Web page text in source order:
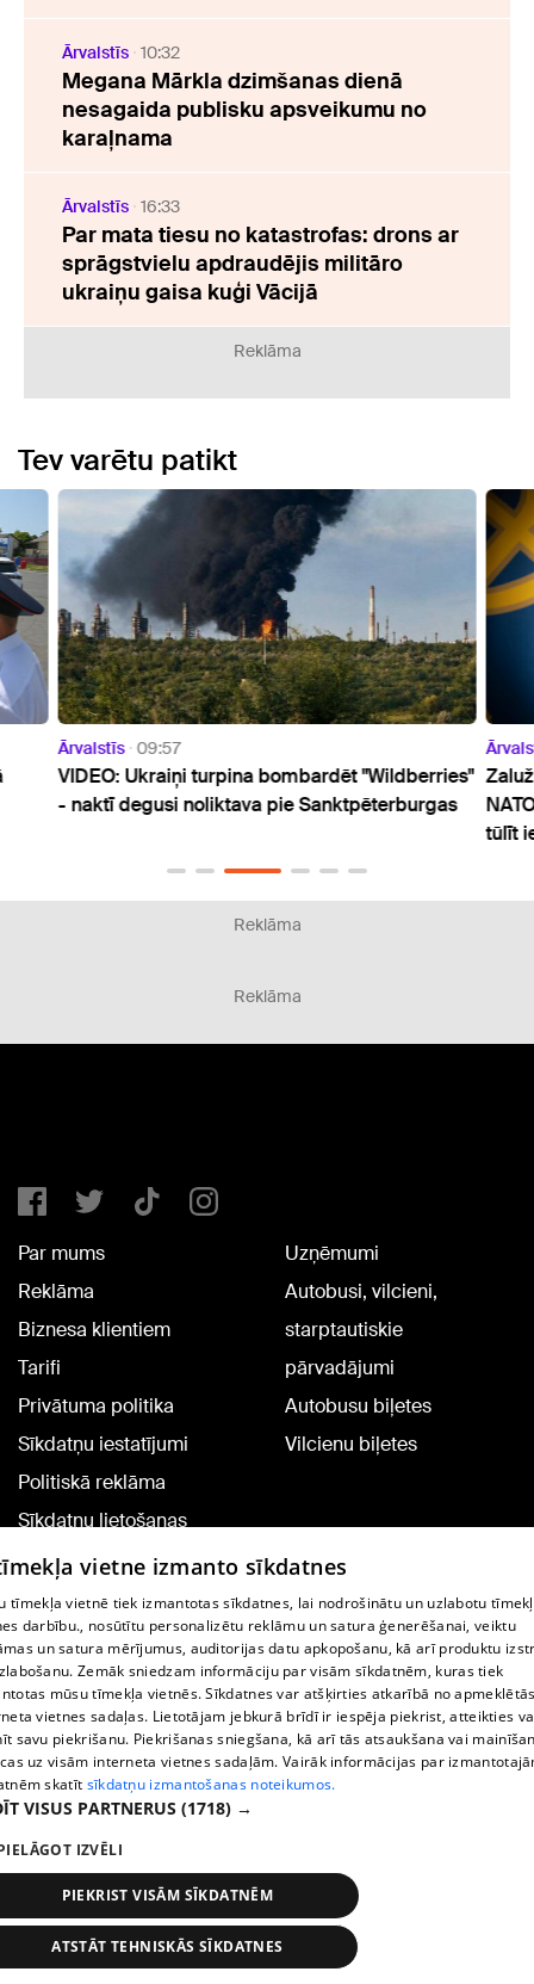
Ārvalstīs 10:32
Megana Mārkla dzimšanas dienā
nesagaida publisku apsveikumu no
karaļnama
Ārvalstīs 16:33
Par mata tiesu no katastrofas: drons ar
sprāgstvielu apdraudējis militāro
ukraiņu gaisa kuģi Vācijā
Reklāma
Tev varētu patikt
Ārvalstīs 09:57
VIDEO: Ukraiņi turpina bombardēt "Wildberries"
- naktī degusi noliktava pie Sanktpēterburgas
tūlīt
Reklāma
Reklāma
Par mums
Reklāma
Biznesa klientiem
Tarifi
Privātuma politika
Sīkdatņu iestatījumi
Politiskā reklāma
Sīkdatņu lietošanas
noteikumi
Komentāru pievienošana
Uzņēmumi
Autobusi, vilcieni,
starptautiskie
pārvadājumi
Autobusu biļetes
Vilcienu biļetes
TV programma
Līguma noteikumi
360 Ziņu kontakti
Helio Media
Portāla palīdzības dienests: e-pasts -
All rights reserved.
Ziņas Meklēt 1188 play
vietne izmanto sīkdatnes
tīmekļa vietnē tiek izmantotas sīkdatnes, lai nodrošinātu un uzlabotu
darbību., nosūtītu personalizētu reklāmu un satura ģenerēšanai, veiktu
un satura mērījumus, auditorijas datu apkopošanu, kā arī produktu
Zemāk sniedzam informāciju par visām sīkdatnēm, kuras tiek
mūsu tīmekļa vietnēs. Sīkdatnes var atšķirties atkarībā no
vietnes sadaļas. Lietotājam jebkurā brīdī ir iespēja piekrist, atteikties
savu piekrišanu. Piekrišanas sniegšana, kā arī tās atsaukšana vai
uz visām interneta vietnes sadaļām. Vairāk informācijas par
skatīt sīkdatņu izmantošanas noteikumos.
VISUS PARTNERUS (1718) →
IZVĒLI
PIEKRIST VISĀM SĪKDATNĒM
ATSTĀT TEHNISKĀS SĪKDATNES